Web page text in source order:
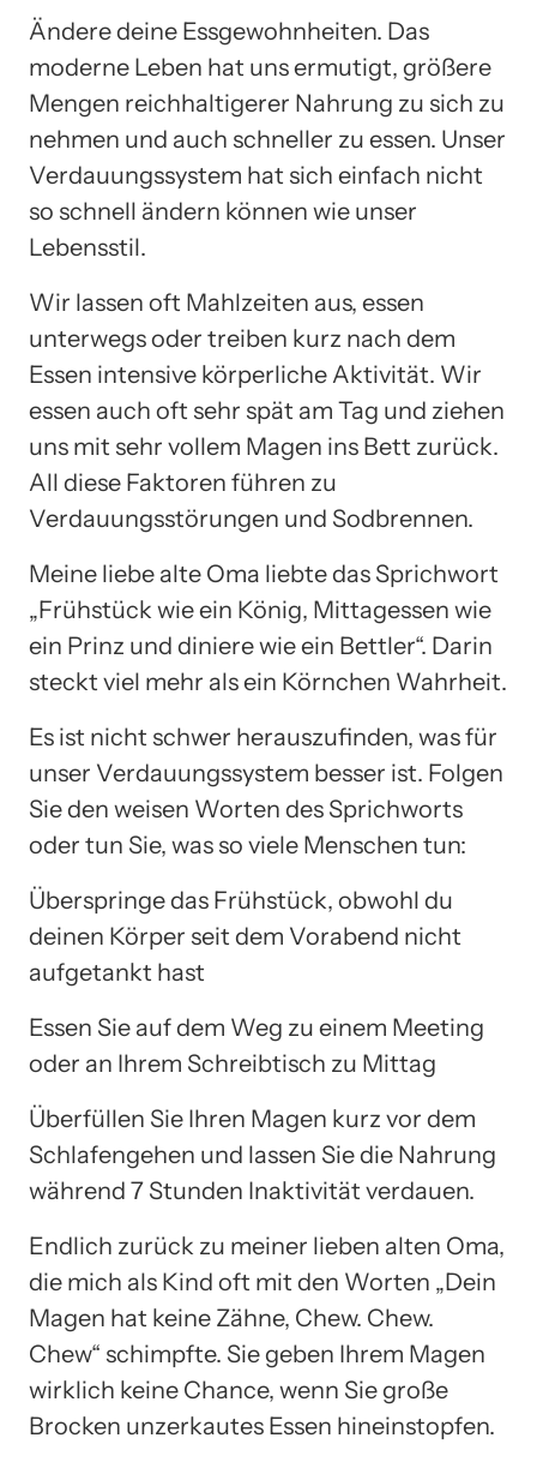
Ändere deine Essgewohnheiten. Das
moderne Leben hat uns ermutigt, größere
Mengen reichhaltigerer Nahrung zu sich zu
nehmen und auch schneller zu essen. Unser
Verdauungssystem hat sich einfach nicht
so schnell ändern können wie unser
Lebensstil.
Wir lassen oft Mahlzeiten aus, essen
unterwegs oder treiben kurz nach dem
Essen intensive körperliche Aktivität. Wir
essen auch oft sehr spät am Tag und ziehen
uns mit sehr vollem Magen ins Bett zurück.
All diese Faktoren führen zu
Verdauungsstörungen und Sodbrennen.
Meine liebe alte Oma liebte das Sprichwort
„Frühstück wie ein König, Mittagessen wie
ein Prinz und diniere wie ein Bettler“. Darin
steckt viel mehr als ein Körnchen Wahrheit.
Es ist nicht schwer herauszufinden, was für
unser Verdauungssystem besser ist. Folgen
Sie den weisen Worten des Sprichworts
oder tun Sie, was so viele Menschen tun:
Überspringe das Frühstück, obwohl du
deinen Körper seit dem Vorabend nicht
aufgetankt hast
Essen Sie auf dem Weg zu einem Meeting
oder an Ihrem Schreibtisch zu Mittag
Überfüllen Sie Ihren Magen kurz vor dem
Schlafengehen und lassen Sie die Nahrung
während 7 Stunden Inaktivität verdauen.
Endlich zurück zu meiner lieben alten Oma,
die mich als Kind oft mit den Worten „Dein
Magen hat keine Zähne, Chew. Chew.
Chew“ schimpfte. Sie geben Ihrem Magen
wirklich keine Chance, wenn Sie große
Brocken unzerkautes Essen hineinstopfen.